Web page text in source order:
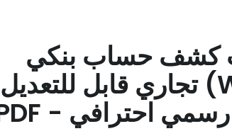
كشف حساب بنكي
تجاري قابل للتعديل (Word و